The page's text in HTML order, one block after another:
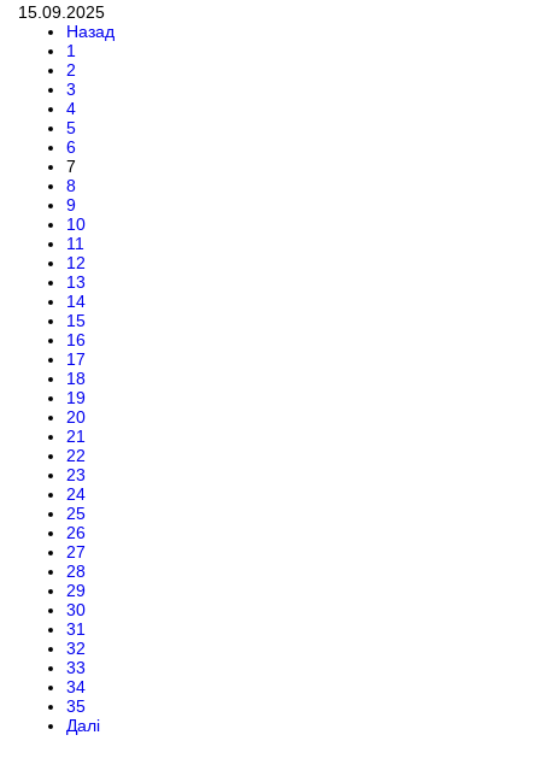
15.09.2025
Назад
1
2
3
4
5
6
7
8
9
10
11
12
13
14
15
16
17
18
19
20
21
22
23
24
25
26
27
28
29
30
31
32
33
34
35
Далі